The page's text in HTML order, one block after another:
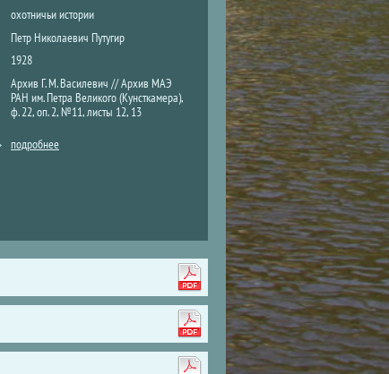
охотничьи истории
Петр Николаевич Путугир
1928
Архив Г. М. Василевич // Архив МАЭ
РАН им. Петра Великого (Кунсткамера),
ф. 22, оп. 2, №11, листы 12, 13
подробнее